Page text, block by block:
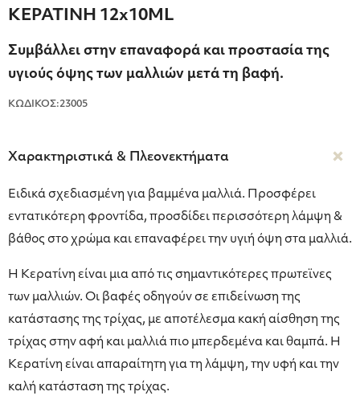
ΚΕΡΑΤΙΝΗ 12x10ML
Συμβάλλει στην επαναφορά και προστασία της
υγιούς όψης των μαλλιών μετά τη βαφή.
ΚΩΔΙΚΟΣ:23005
Χαρακτηριστικά & Πλεονεκτήματα
Ειδικά σχεδιασμένη για βαμμένα μαλλιά. Προσφέρει
εντατικότερη φροντίδα, προσδίδει περισσότερη λάμψη &
βάθος στο χρώμα και επαναφέρει την υγιή όψη στα μαλλιά.
Η Κερατίνη είναι μια από τις σημαντικότερες πρωτεϊνες
των μαλλιών. Οι βαφές οδηγούν σε επιδείνωση της
κατάστασης της τρίχας, με αποτέλεσμα κακή αίσθηση της
τρίχας στην αφή και μαλλιά πιο μπερδεμένα και θαμπά. Η
Κερατίνη είναι απαραίτητη για τη λάμψη, την υφή και την
καλή κατάσταση της τρίχας.